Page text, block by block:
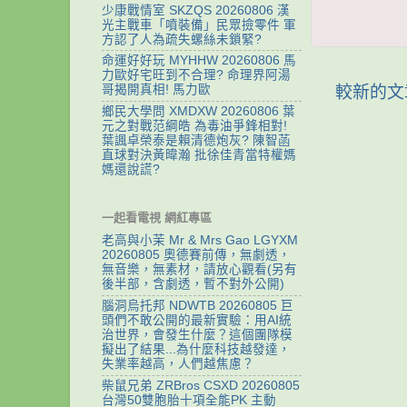
較新的
少康戰情室 SKZQS 20260806 漢
光主戰車「噴裝備」民眾撿零件 軍
方認了人為疏失螺絲未鎖緊?
命運好好玩 MYHHW 20260806 馬
力歐好宅旺到不合理? 命理界阿湯
哥揭開真相! 馬力歐
鄉民大學問 XMDXW 20260806 葉
元之對戰范綱皓 為毒油爭鋒相對!
葉諷卓榮泰是賴清德炮灰? 陳智菡
直球對決黃暐瀚 批徐佳青當特權媽
媽還說謊?
一起看電視 網紅專區
老高與小茉 Mr & Mrs Gao LGYXM
20260805 奧德賽前傳，無劇透，
無音樂，無素材，請放心觀看(另有
後半部，含劇透，暫不對外公開)
腦洞烏托邦 NDWTB 20260805 巨
頭們不敢公開的最新實驗：用AI統
治世界，會發生什麼？這個團隊模
擬出了結果...為什麼科技越發達，
失業率越高，人們越焦慮？
柴鼠兄弟 ZRBros CSXD 20260805
台灣50雙胞胎十項全能PK 主動